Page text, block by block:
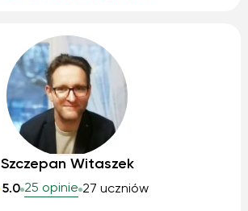
Szczepan Witaszek
5.0 25 opinie 27 uczniów